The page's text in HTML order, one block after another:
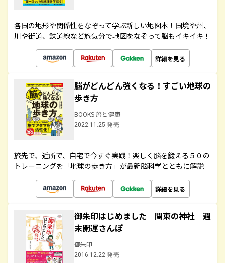
各国の地形や関係性をなぞって学ぶ新しい地図本！国境や州、
川や街道、鉄道線など旅気分で地図をなぞって脳もイキイキ！
詳細を見る
脳がどんどん強くなる！すごい地球の
歩き方
BOOKS 旅と健康
2022.11.25 発売
旅先で、近所で、自宅で今すぐ実践！楽しく脳を鍛える５０の
トレーニングを「地球の歩き方」が最新脳科学とともに解説
詳細を見る
御朱印はじめました 関東の神社 週
末開運さんぽ
御朱印
2016.12.22 発売